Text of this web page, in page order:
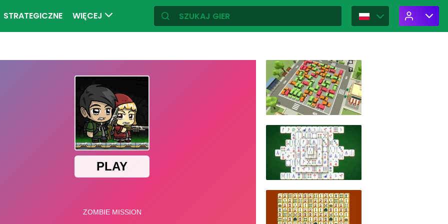
STRATEGICZNE WIĘCEJ